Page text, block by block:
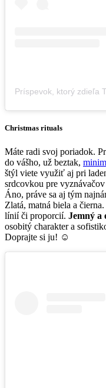
Christmas rituals
Máte radi svoj poriadok.
do vášho, už beztak,
štýl viete využiť aj pri
srdcovkou pre
Áno, práve sa aj tým
Zlatá, matná biela a
línií či proporcií. Jemný a
osobitý charakter a
Doprajte si ju! ☺